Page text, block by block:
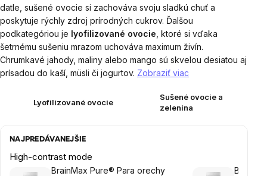
datle, sušené ovocie si zachováva svoju sladkú chuť a
poskytuje rýchly zdroj prírodných cukrov. Ďalšou
podkategóriou je lyofilizované ovocie , ktoré si vďaka
šetrnému sušeniu mrazom uchováva maximum živín.
Chrumkavé jahody, maliny alebo mango sú skvelou desiatou aj
prísadou do kaší, müsli či jogurtov. Zobraziť viac
Lyofilizované ovocie
Sušené ovocie a
zelenina
NAJPREDÁVANEJŠIE
High-contrast mode
BrainMax Pure® Para orechy